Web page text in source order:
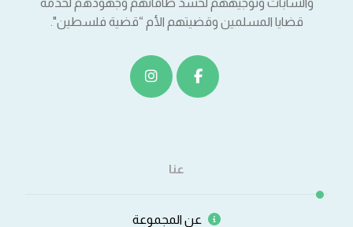
قضايا المسلمين وقضيتهم الأم “قضية فلسطين".
عنا
عن المجموعة